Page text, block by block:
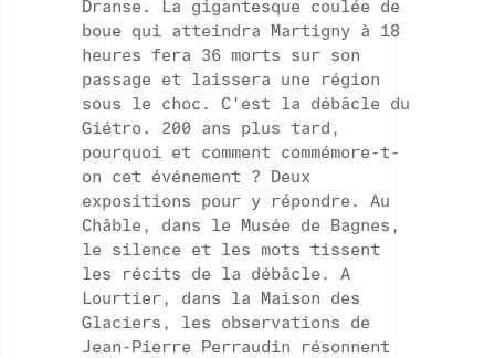
Dranse. La gigantesque coulée de
boue qui atteindra Martigny à 18
heures fera 36 morts sur son
passage et laissera une région
sous le choc. C’est la débâcle du
Giétro. 200 ans plus tard,
pourquoi et comment commémore-t-
on cet événement ? Deux
expositions pour y répondre. Au
Châble, dans le Musée de Bagnes,
le silence et les mots tissent
les récits de la débâcle. A
Lourtier, dans la Maison des
Glaciers, les observations de
Jean-Pierre Perraudin résonnent